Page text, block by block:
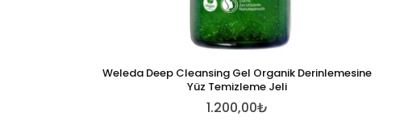
Weleda Deep Cleansing Gel Organik Derinlemesine
Yüz Temizleme Jeli
1.200,00₺